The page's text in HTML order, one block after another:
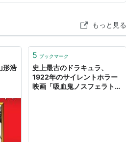
から、夜に…
もっと見る
形浩
5 ブックマーク
史上最古のドラキュラ、
1922年のサイレントホラー
映画「吸血鬼ノスフェラト